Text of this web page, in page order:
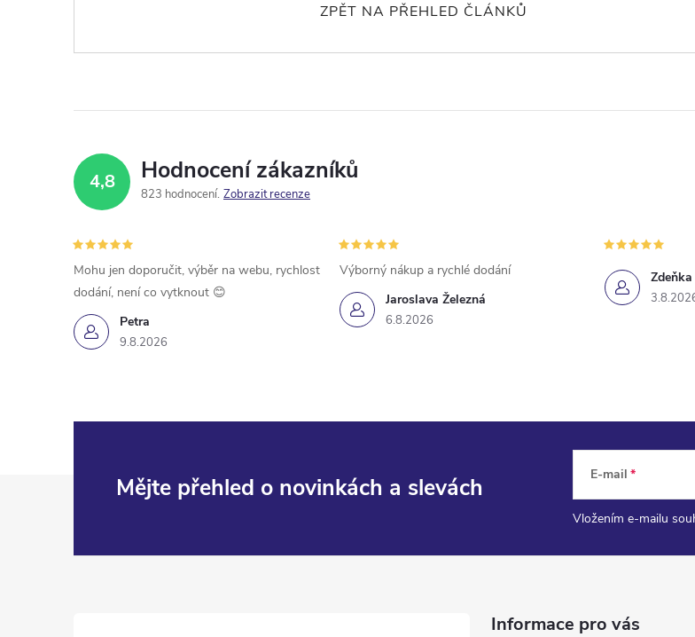
ZPĚT NA PŘEHLED ČLÁNKŮ
4,8 Hodnocení zákazníků
823 hodnocení Zobrazit recenze
Petra
9.8.2026
Mohu jen doporučit, výběr na webu, rychlost
dodání, není co vytknout 😊
Jaroslava Železná
6.8.2026
Výborný nákup a rychlé dodání
Mějte přehled o novinkách a slevách E-mail
Vložením e-mailu
Informace pro vás